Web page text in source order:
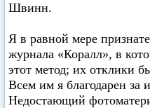
Швинн.
Я в равной мере
журнала «Коралл», в
этот метод; их отклики
Всем им я благодарен за
Недостающий